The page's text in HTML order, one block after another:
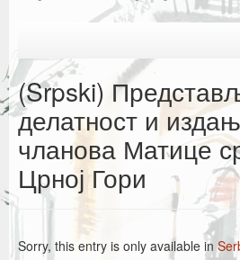
Почетна
Матица српска
Научна одељења
Каталог издања
Летопис Матице српске
Гласник Матице српске
(Srpski)
делатност и
чланова Матице
Црној Гори
Sorry, this entry is only available in